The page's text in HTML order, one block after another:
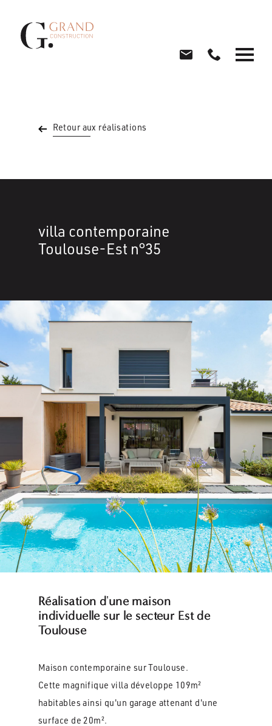
Retour aux réalisations
villa contemporaine
Toulouse-Est n°35
Réalisation d'une maison
individuelle sur le secteur Est de
Toulouse
Maison contemporaine sur Toulouse.
Cette magnifique villa développe 109m²
habitables ainsi qu'un garage attenant d'une
surface de 20m².